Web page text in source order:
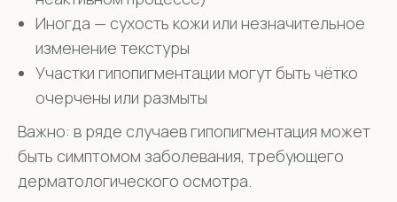
Иногда — сухость кожи или незначительное
изменение текстуры
Участки гипопигментации могут быть чётко
очерчены или размыты
Важно: в ряде случаев гипопигментация может
быть симптомом заболевания, требующего
дерматологического осмотра.